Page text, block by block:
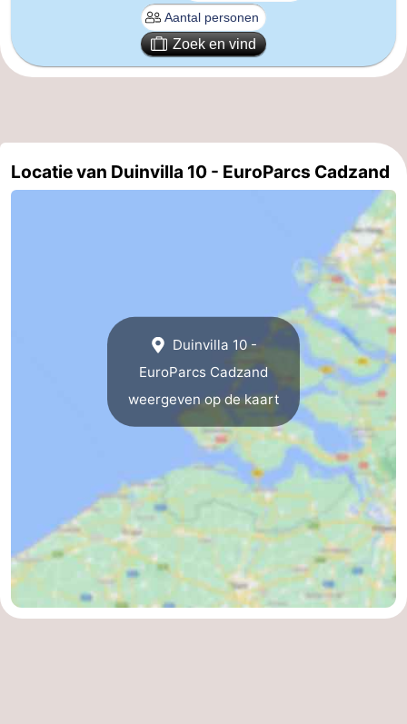
Cadzand-
Natuur
Het
West-
Vlaanderen
-
Zoek en vind
Locatie van Duinvilla 10 - EuroParcs Cadzand
Duinvilla 10 -
EuroParcs Cadzand
weergeven op de kaart